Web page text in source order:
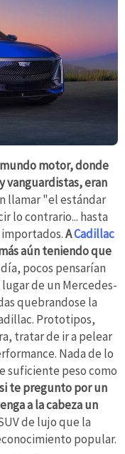
motor, donde
vanguardistas, eran
llamar "el estándar
lo contrario... hasta
ACadillac
aún teniendo que
pocos pensarían
de un Mercedes-
quebrandose la
Prototipos,
tratar de ir a pelear
Nada de lo
suficiente peso como
te pregunto por un
a la cabeza un
de lujo que la
popular.